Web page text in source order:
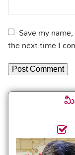
Save my
the next time I